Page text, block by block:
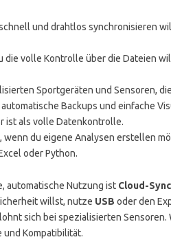
und drahtlos synchronisieren
die volle Kontrolle über die Dateien
Sportgeräten und Sensoren,
Backups und einfache
ist als volle Datenkontrolle.
wenn du eigene Analysen erstellen
oder Python.
automatische Nutzung ist Cloud-Sync
willst, nutze USB oder den
sich bei spezialisierten
und Kompatibilität.